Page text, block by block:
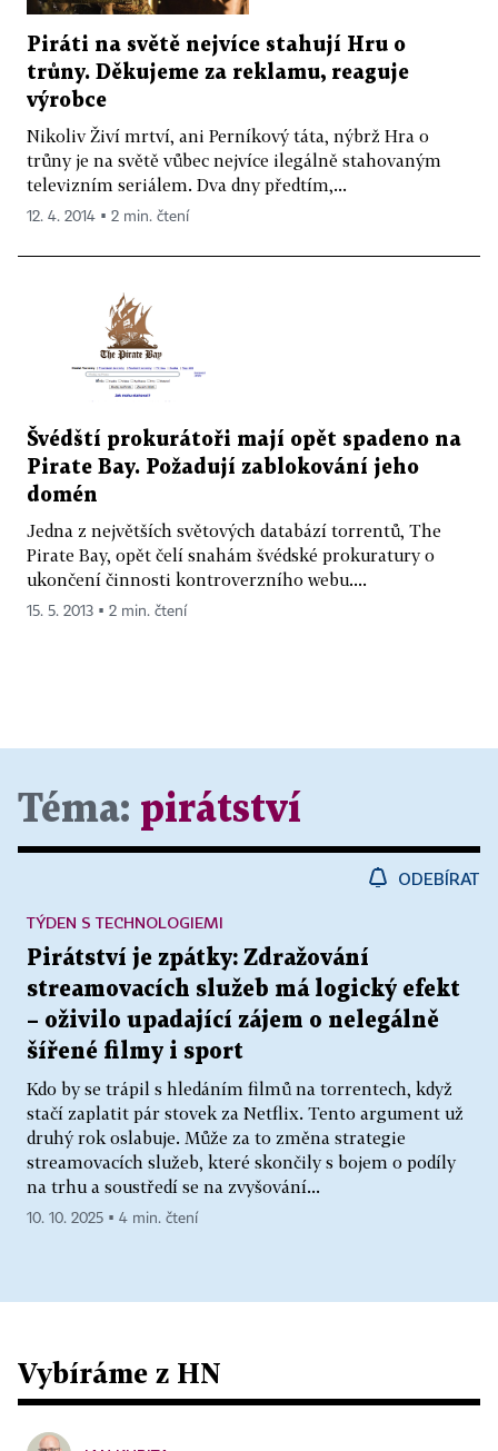
Piráti na světě nejvíce stahují Hru o
trůny. Děkujeme za reklamu, reaguje
výrobce
Nikoliv Živí mrtví, ani Perníkový táta, nýbrž Hra o
trůny je na světě vůbec nejvíce ilegálně stahovaným
televizním seriálem. Dva dny předtím,...
12. 4. 2014 ▪ 2 min. čtení
Švédští prokurátoři mají opět spadeno na
Pirate Bay. Požadují zablokování jeho
domén
Jedna z největších světových databází torrentů, The
Pirate Bay, opět čelí snahám švédské prokuratury o
ukončení činnosti kontroverzního webu....
15. 5. 2013 ▪ 2 min. čtení
Téma: pirátství
ODEBÍRAT
Pirátství je zpátky: Zdražování
streamovacích služeb má logický efekt
– oživilo upadající zájem o nelegálně
šířené filmy i sport
Kdo by se trápil s hledáním filmů na torrentech, když
stačí zaplatit pár stovek za Netflix. Tento argument už
druhý rok oslabuje. Může za to změna strategie
streamovacích služeb, které skončily s bojem o podíly
na trhu a soustředí se na zvyšování...
TÝDEN S TECHNOLOGIEMI
10. 10. 2025 ▪ 4 min. čtení
Vybíráme z HN